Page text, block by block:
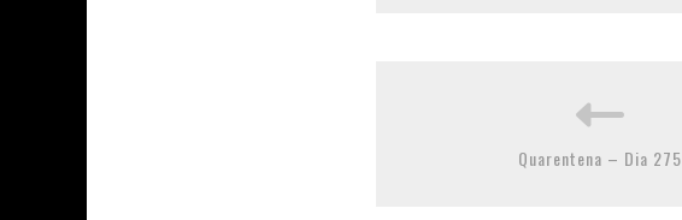
Quarentena – Dia 275